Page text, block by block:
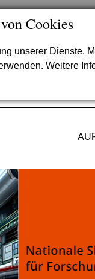
Cookies
unserer Dienste.
Weitere